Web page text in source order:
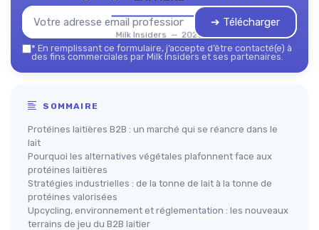
Milk Insiders — 2026
➔ Télécharger
* En remplissant ce formulaire, j’accepte d’être contacté(e) à
des fins commerciales par Milk Insiders et ses partenaires.
SOMMAIRE
Protéines laitières B2B : un marché qui se réancre dans le
lait
Pourquoi les alternatives végétales plafonnent face aux
protéines laitières
Stratégies industrielles : de la tonne de lait à la tonne de
protéines valorisées
Upcycling, environnement et réglementation : les nouveaux
terrains de jeu du B2B laitier